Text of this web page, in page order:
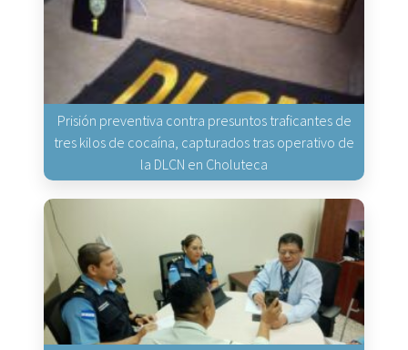
Prisión preventiva contra presuntos traficantes de
tres kilos de cocaína, capturados tras operativo de
la DLCN en Choluteca